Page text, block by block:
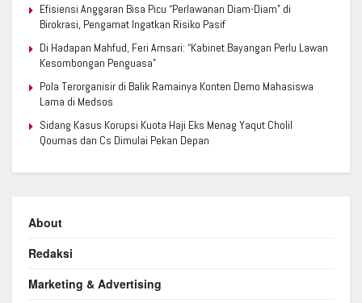
Efisiensi Anggaran Bisa Picu “Perlawanan Diam-Diam” di
Birokrasi, Pengamat Ingatkan Risiko Pasif
Di Hadapan Mahfud, Feri Amsari: “Kabinet Bayangan Perlu Lawan
Kesombongan Penguasa”
Pola Terorganisir di Balik Ramainya Konten Demo Mahasiswa
Lama di Medsos
Sidang Kasus Korupsi Kuota Haji Eks Menag Yaqut Cholil
Qoumas dan Cs Dimulai Pekan Depan
About
Redaksi
Marketing & Advertising